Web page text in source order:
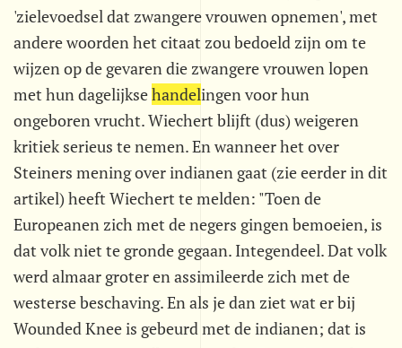
'zielevoedsel dat zwangere vrouwen opnemen', met
andere woorden het citaat zou bedoeld zijn om te
wijzen op de gevaren die zwangere vrouwen lopen
met hun dagelijksehandelingen voor hun
ongeboren vrucht. Wiechert blijft (dus) weigeren
kritiek serieus te nemen. En wanneer het over
Steiners mening over indianen gaat (zie eerder in dit
artikel) heeft Wiechert te melden: "Toen de
Europeanen zich met de negers gingen bemoeien, is
dat volk niet te gronde gegaan. Integendeel. Dat volk
werd almaar groter en assimileerde zich met de
westerse beschaving. En als je dan ziet wat er bij
Wounded Knee is gebeurd met de indianen; dat is